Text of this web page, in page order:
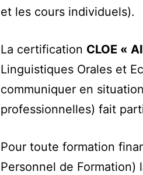
et les cours individuels).
La certification CLOE «
Linguistiques Orales et
communiquer en
professionnelles) fait
Pour toute formation
Personnel de